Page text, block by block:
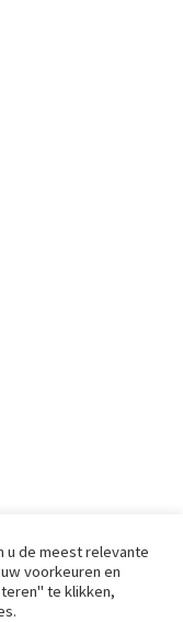
u de meest relevante
voorkeuren en
te klikken,